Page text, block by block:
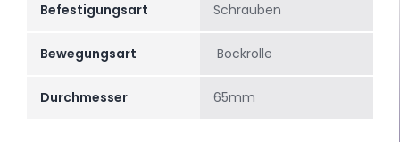
Befestigungsart Schrauben
Bewegungsart Bockrolle
Durchmesser 65mm